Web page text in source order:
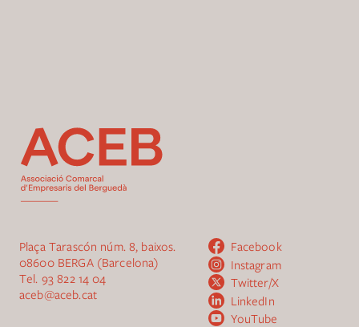
Plaça Tarascón núm. 8, baixos.
08600 BERGA (Barcelona)
Tel. 93 822 14 04
aceb@aceb.cat
Facebook
Instagram
Twitter/X
LinkedIn
YouTube